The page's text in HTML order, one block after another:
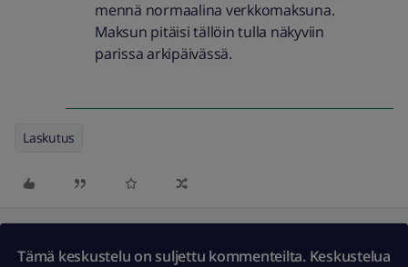
mennä normaalina verkkomaksuna.
Maksun pitäisi tällöin tulla näkyviin
parissa arkipäivässä.
Laskutus
Tämä keskustelu on suljettu kommenteilta. Keskustelua